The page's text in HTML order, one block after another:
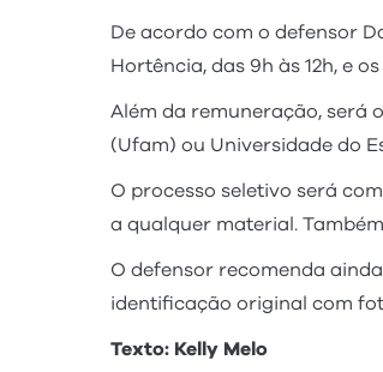
De acordo com o defensor
Hortência, das 9h às 12h, e
Além da remuneração, será
(Ufam) ou Universidade do
O processo seletivo será
a qualquer material.
O defensor recomenda
identificação original com
Texto: Kelly Melo